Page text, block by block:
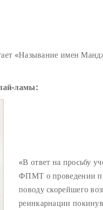
«Называние имен
ламы:
«В ответ на просьбу
ФПМТ о проведении
поводу скорейшего
реинкарнации